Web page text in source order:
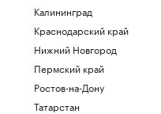
Калининград
Краснодарский край
Нижний Новгород
Пермский край
Ростов-на-Дону
Татарстан